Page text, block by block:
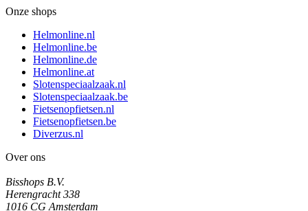
Onze shops
Helmonline.nl
Helmonline.be
Helmonline.de
Helmonline.at
Slotenspeciaalzaak.nl
Slotenspeciaalzaak.be
Fietsenopfietsen.nl
Fietsenopfietsen.be
Diverzus.nl
Over ons
Bisshops B.V.
Herengracht 338
1016 CG Amsterdam